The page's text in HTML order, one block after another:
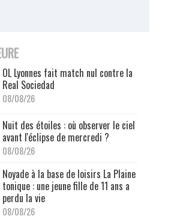
OL Lyonnes fait match nul contre la
Real Sociedad
08/08/26
Nuit des étoiles : où observer le ciel
avant l'éclipse de mercredi ?
08/08/26
Noyade à la base de loisirs La Plaine
tonique : une jeune fille de 11 ans a
perdu la vie
08/08/26